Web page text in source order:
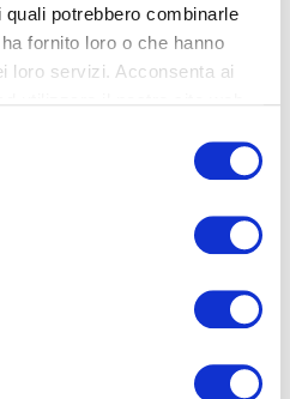
potrebbero combinarle
fornito loro o che hanno
loro servizi. Acconsenta ai